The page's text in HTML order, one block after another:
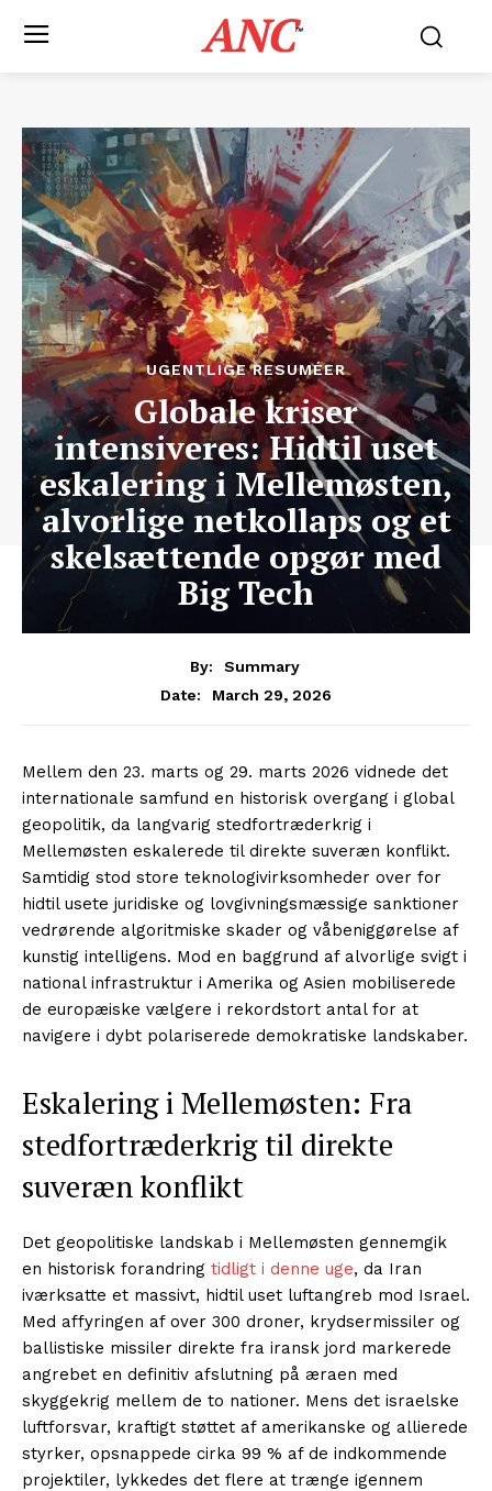
ANC™
UGENTLIGE RESUMÉER
Globale kriser
intensiveres: Hidtil uset
eskalering i Mellemøsten,
alvorlige netkollaps og et
skelsættende opgør med
Big Tech
By:
Summary
Date:
March 29, 2026
Mellem den 23. marts og 29. marts 2026 vidnede det
internationale samfund en historisk overgang i global
geopolitik, da langvarig stedfortræderkrig i
Mellemøsten eskalerede til direkte suveræn konflikt.
Samtidig stod store teknologivirksomheder over for
hidtil usete juridiske og lovgivningsmæssige sanktioner
vedrørende algoritmiske skader og våbeniggørelse af
kunstig intelligens. Mod en baggrund af alvorlige svigt i
national infrastruktur i Amerika og Asien mobiliserede
de europæiske vælgere i rekordstort antal for at
navigere i dybt polariserede demokratiske landskaber.
Eskalering i Mellemøsten: Fra
stedfortræderkrig til direkte
suveræn konflikt
Det geopolitiske landskab i Mellemøsten gennemgik
en historisk forandring tidligt i denne uge, da Iran
iværksatte et massivt, hidtil uset luftangreb mod Israel.
Med affyringen af over 300 droner, krydsermissiler og
ballistiske missiler direkte fra iransk jord markerede
angrebet en definitiv afslutning på æraen med
skyggekrig mellem de to nationer. Mens det israelske
luftforsvar, kraftigt støttet af amerikanske og allierede
styrker, opsnappede cirka 99 % af de indkommende
projektiler, lykkedes det flere at trænge igennem